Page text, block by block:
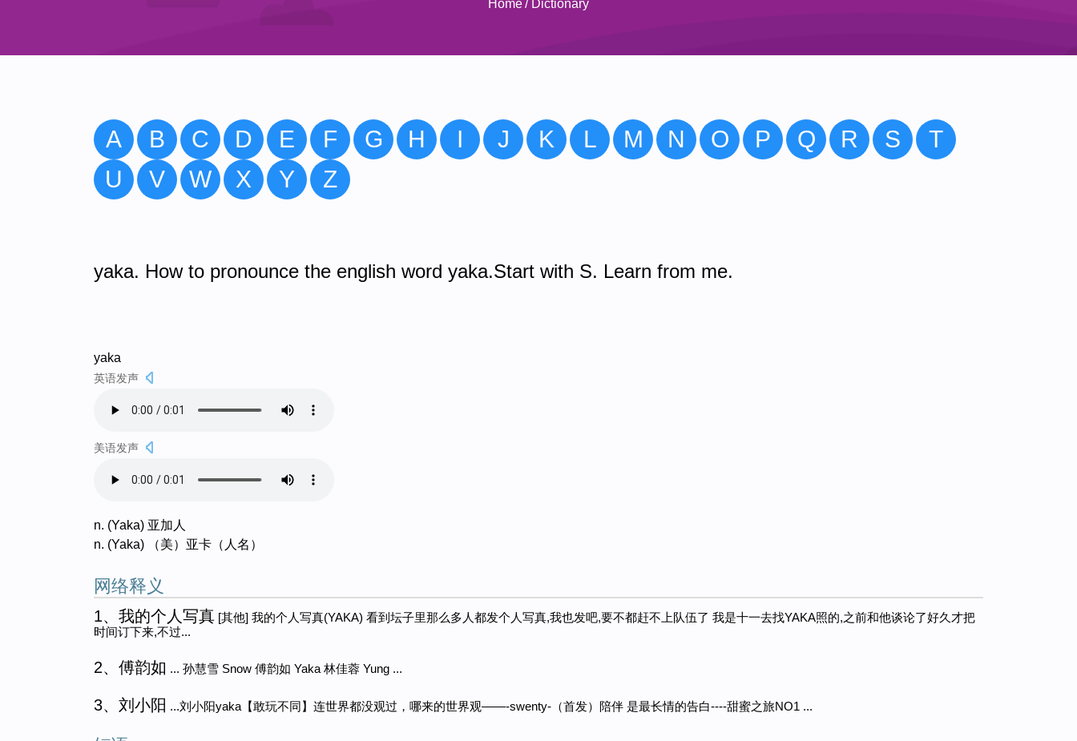
Home/ Dictionary
A B C D E F G H I J K L M N O P Q R S
T
U
V W X Y Z
yaka. How to pronounce the english word yaka.Start with S. Learn from me.
yaka
英语发声
美语发声
n. (Yaka) 亚加人
n. (Yaka) （美）亚卡（人名）
网络释义
1、我的个人写真 [其他] 我的个人写真(YAKA) 看到坛子里那么多人都发个人写真,我也发吧,要不都赶不上队伍了 我是十一去找YAKA照的,之前和他谈论了好久才把
时间订下来,不过...
2、傅韵如 ... 孙慧雪 Snow 傅韵如 Yaka 林佳蓉 Yung ...
3、刘小阳 ...刘小阳yaka【敢玩不同】连世界都没观过，哪来的世界观——-swenty-（首发）陪伴 是最长情的告白----甜蜜之旅NO1 ...